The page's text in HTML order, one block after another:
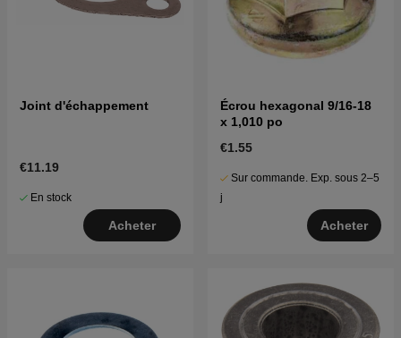
Joint d'échappement
€11.19
En stock
Acheter
Écrou hexagonal 9/16-18
x 1,010 po
€1.55
Sur commande. Exp. sous 2–5
j
Acheter